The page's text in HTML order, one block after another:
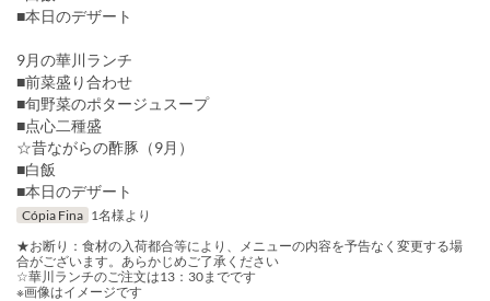
■本日のデザート
9月の華川ランチ
■前菜盛り合わせ
■旬野菜のポタージュスープ
■点心二種盛
☆昔ながらの酢豚（9月）
■白飯
■本日のデザート
Cópia Fina 1名様より
★お断り：食材の入荷都合等により、メニューの内容を予告なく変更する場
合がございます。あらかじめご了承ください
☆華川ランチのご注文は13：30までです
※画像はイメージです